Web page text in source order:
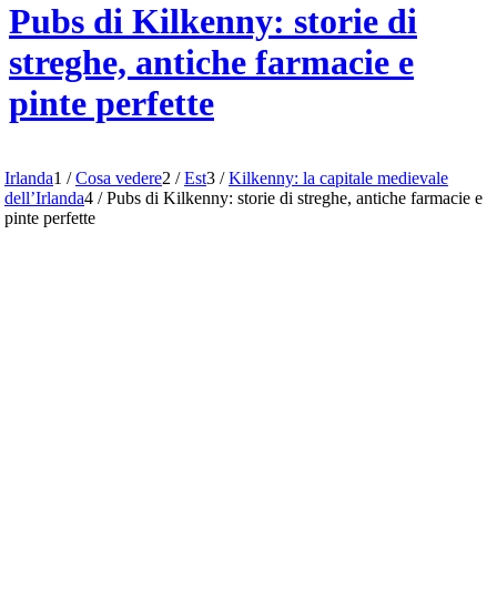
Pubs di Kilkenny: storie di
streghe, antiche farmacie e
pinte perfette
Irlanda1 / Cosa vedere2 / Est3 / Kilkenny: la capitale medievale
dell’Irlanda4 / Pubs di Kilkenny: storie di streghe, antiche farmacie e
pinte perfette